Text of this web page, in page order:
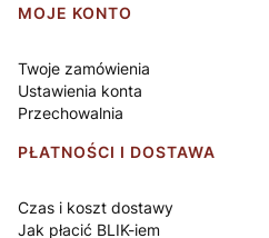
Linki w stopce
MOJE KONTO
Twoje zamówienia
Ustawienia konta
Przechowalnia
PŁATNOŚCI I DOSTAWA
Czas i koszt dostawy
Jak płacić BLIK-iem